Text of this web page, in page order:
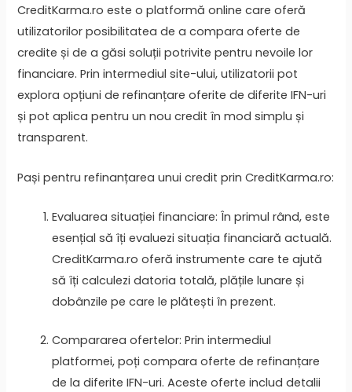
CreditKarma.ro este o platformă online care oferă
utilizatorilor posibilitatea de a compara oferte de
credite și de a găsi soluții potrivite pentru nevoile lor
financiare. Prin intermediul site-ului, utilizatorii pot
explora opțiuni de refinanțare oferite de diferite IFN-uri
și pot aplica pentru un nou credit în mod simplu și
transparent.
Pași pentru refinanțarea unui credit prin CreditKarma.ro:
Evaluarea situației financiare: În primul rând, este
esențial să îți evaluezi situația financiară actuală.
CreditKarma.ro oferă instrumente care te ajută
să îți calculezi datoria totală, plățile lunare și
dobânzile pe care le plătești în prezent.
Compararea ofertelor: Prin intermediul
platformei, poți compara oferte de refinanțare
de la diferite IFN-uri. Aceste oferte includ detalii